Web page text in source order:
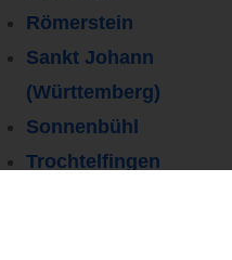
Römerstein
Sankt Johann
(Württemberg)
Sonnenbühl
Trochtelfingen